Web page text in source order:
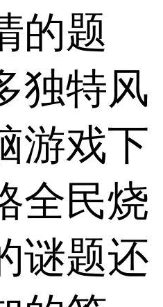
的题
独特风
游戏下
全民烧
谜题还